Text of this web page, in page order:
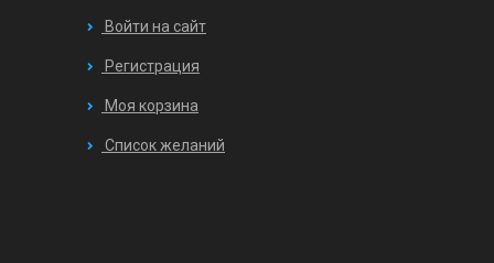
Войти на сайт
Регистрация
Моя корзина
Список желаний